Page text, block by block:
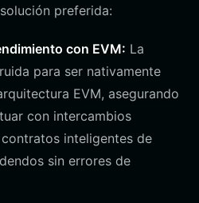
preferida:
con EVM: La
para ser nativamente
EVM, asegurando
con intercambios
inteligentes de
sin errores de